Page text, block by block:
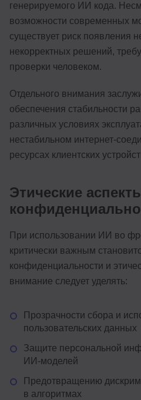
генерируемого ИИ кода.
возможности современных
существует риск появления
некорректных решений,
проверки человеком.
Отдельного внимания
обеспечения стабильности
различных условиях
нестабильном интернет-
ресурсах клиентских
Этические
При использовании ИИ во
критически важным
конфиденциальности и
внимание следует уделять:
Прозрачности сбора и
пользовательских данных
Защите персональной
ИИ-моделей
Предотвращению
в алгоритмах